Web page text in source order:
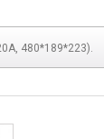
480*189*223).